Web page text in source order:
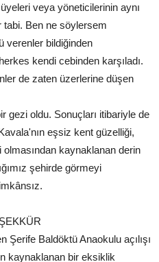
veya yöneticilerinin aynı
tabi. Ben ne söylersem
verenler bildiğinden
kendi cebinden karşıladı.
de zaten üzerlerine düşen
gezi oldu. Sonuçları itibariyle de
eşsiz kent güzelliği,
kaynaklanan derin
şehirde görmeyi
Şerife Baldöktü Anaokulu açılışı
kaynaklanan bir eksiklik